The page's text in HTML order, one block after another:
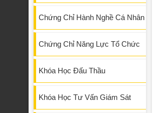
Chứng Chỉ Hành Nghề Cá Nhân
Chứng Chỉ Năng Lực Tổ Chức
Khóa Học Đấu Thầu
Khóa Học Tư Vấn Giám Sát